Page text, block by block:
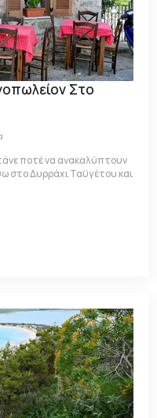
Στο
ποτέ να ανακαλύπτουν
στο Δυρράχι Ταϋγέτου και